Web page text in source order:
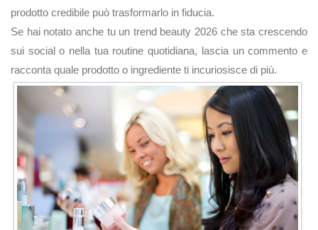
prodotto credibile può trasformarlo in fiducia.
Se hai notato anche tu un trend beauty 2026 che sta crescendo
sui social o nella tua routine quotidiana, lascia un commento e
racconta quale prodotto o ingrediente ti incuriosisce di più.